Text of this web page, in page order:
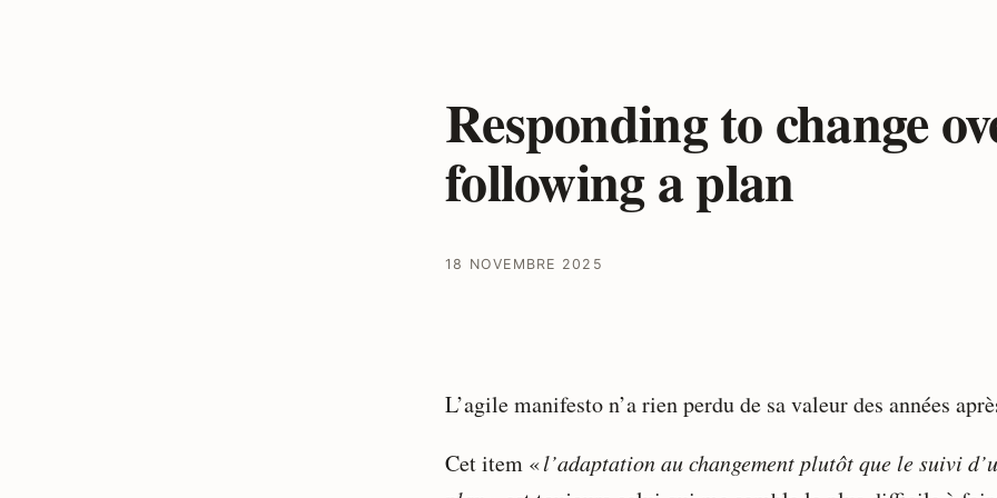
Responding to change
following a plan
18 NOVEMBRE 2025
L’agile manifesto n’a rien perdu de sa valeur des années
Cet item «l’adaptation au changement plutôt que le suivi